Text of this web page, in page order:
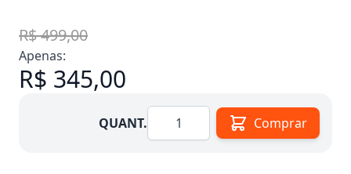
R$ 499,00
Apenas:
R$ 345,00
QUANT.Quantidade Comprar